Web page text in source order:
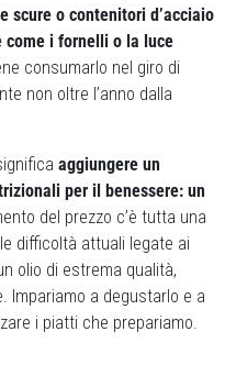
scure o contenitori d’acciaio
come i fornelli o la luce
consumarlo nel giro di
non oltre l’anno dalla
aggiungere un
per il benessere: un
del prezzo c’è tutta una
difficoltà attuali legate ai
olio di estrema qualità,
Impariamo a degustarlo e a
i piatti che prepariamo.